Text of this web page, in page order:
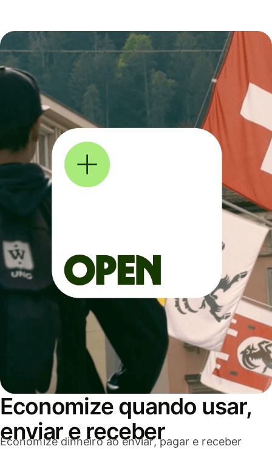
Economize quando usar,
enviar e receber
Economize dinheiro ao enviar, pagar e receber